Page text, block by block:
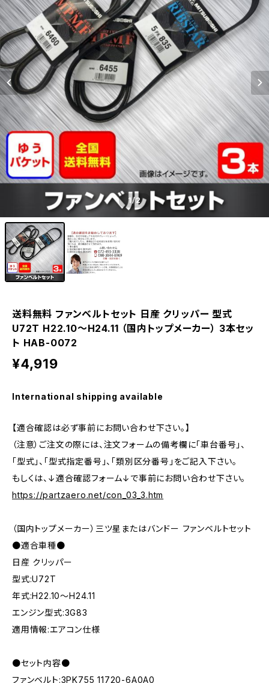
1/2
送料無料 ファンベルトセット 日産 クリッパー 型式
U72T H22.10～H24.11 （国内トップメーカー） 3本セッ
ト HAB-0072
¥4,919
International shipping available
【適合確認は必ず事前にお問い合わせ下さい。】
（注意）ご注文の際には、注文フォームの備考欄に「車台番号」、
「型式」、「型式指定番号」、「類別区分番号」をご記入下さい。
もしくは、↓適合確認フォーム↓で事前にお問い合わせ下さい。
https://partzaero.net/con_03_3.htm
（国内トップメーカー）三ツ星またはバンドー ファンベルトセット
●適合車種●
日産 クリッパー
型式:U72T
年式:H22.10～H24.11
エンジン型式:3G83
適用情報:エアコン仕様
●セット内容●
ファンベルト:3PK755 11720-6A0A0